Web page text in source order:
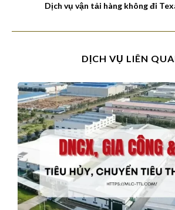
Dịch vụ vận tải hàng không đi
DỊCH VỤ LIÊN